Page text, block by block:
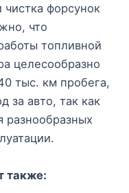
форсунок
что
топливной
целесообразно
тыс. км пробега,
за авто, так как
разнообразных
также: